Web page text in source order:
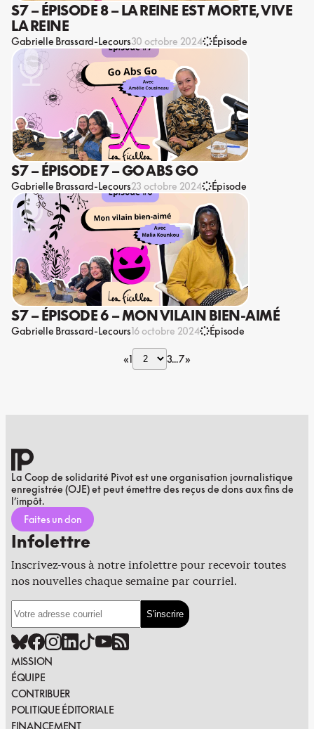
S7 – ÉPISODE 8 – LA REINE EST MORTE, VIVE
LA REINE
Gabrielle Brassard-Lecours30 octobre 2024 Épisode
S7 – ÉPISODE 7 – GO ABS GO
Gabrielle Brassard-Lecours23 octobre 2024 Épisode
S7 – ÉPISODE 6 – MON VILAIN BIEN-AIMÉ
Gabrielle Brassard-Lecours16 octobre 2024 Épisode
«1 3 7»
La Coop de solidarité Pivot est une organisation journalistique
enregistrée (OJE) et peut émettre des reçus de dons aux fins de
l’impôt.
Faites un don
Infolettre
Inscrivez-vous à notre infolettre pour recevoir toutes
nos nouvelles chaque semaine par courriel.
MISSION
ÉQUIPE
CONTRIBUER
POLITIQUE ÉDITORIALE
FINANCEMENT